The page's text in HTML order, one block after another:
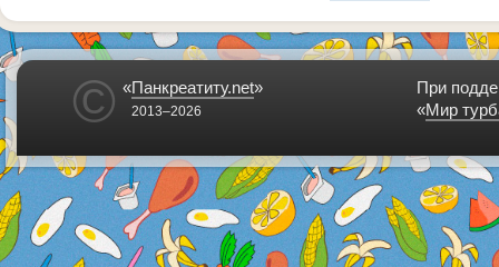
© «Панкреатиту.net»
2013–2026
При
«Мир